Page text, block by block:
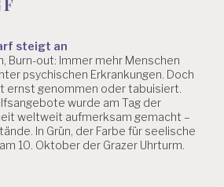
steigt an
Burn-out: Immer mehr Menschen
psychischen Erkrankungen. Doch
ernst genommen oder tabuisiert.
wurde am Tag der
weltweit aufmerksam gemacht –
In Grün, der Farbe für seelische
10. Oktober der Grazer Uhrturm.